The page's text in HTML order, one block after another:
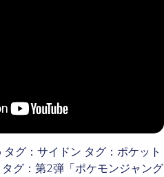
グ：サイドン タグ：ポケット
グ：第2弾「ポケモンジャング